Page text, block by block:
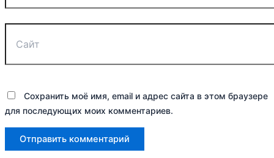
Сохранить моё имя, email и адрес сайта в этом браузере
для последующих моих комментариев.